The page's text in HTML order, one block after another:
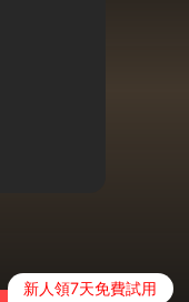
新人領7天免費試用